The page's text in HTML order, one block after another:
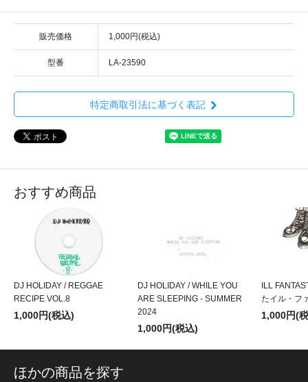
販売価格 1,000円(税込)
型番 LA-23590
特定商取引法に基づく表記
おすすめ商品
DJ HOLIDAY / REGGAE
RECIPE VOL.8
1,000円(税込)
DJ HOLIDAY / WHILE YOU
ARE SLEEPING - SUMMER
2024
1,000円(税込)
ILL
たイル・フ
1,000円(
ほかの商品を探す